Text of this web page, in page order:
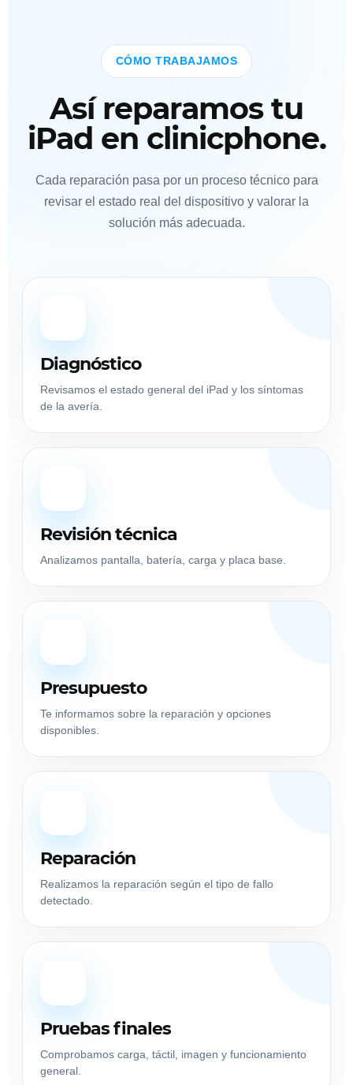
CÓMO TRABAJAMOS
Así reparamos tu
iPad en clinicphone.
Cada reparación pasa por un proceso técnico para
revisar el estado real del dispositivo y valorar la
solución más adecuada.
Diagnóstico
Revisamos el estado general del iPad y los síntomas
de la avería.
Revisión técnica
Analizamos pantalla, batería, carga y placa base.
Presupuesto
Te informamos sobre la reparación y opciones
disponibles.
Reparación
Realizamos la reparación según el tipo de fallo
detectado.
Pruebas finales
Comprobamos carga, táctil, imagen y funcionamiento
general.